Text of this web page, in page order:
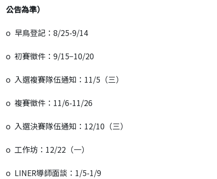
公告為準）
o 早鳥登記： 8/25-9/14
o 初賽徵件： 9/15−10/20
o 入選複賽隊伍通知： 11/5 （三）
o 複賽徵件： 11/6-11/26
o 入選決賽隊伍通知： 12/10 （三）
o 工作坊： 12/22 （一）
o LINER導師面談： 1/5-1/9